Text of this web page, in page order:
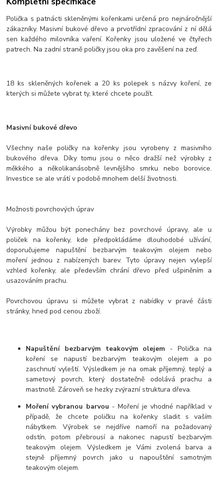
Polička s patnácti skleněnými kořenkami určená pro nejnáročnější
zákazníky. Masivní bukové dřevo a prvotřídní zpracování z ní dělá
sen každého milovníka vaření. Kořenky jsou uložené ve čtyřech
patrech. Na zadní straně poličky jsou oka pro zavěšení na zeď.
18 ks skleněných kořenek a 20 ks polepek s názvy koření, ze
kterých si můžete vybrat ty, které chcete použít.
Masivní bukové dřevo
Všechny naše poličky na kořenky jsou vyrobeny z masivního
bukového dřeva. Díky tomu jsou o něco dražší než výrobky z
měkkého a několikanásobně levnějšího smrku nebo borovice.
Investice se ale vrátí v podobě mnohem delší životnosti.
Možnosti povrchových úprav
Výrobky můžou být ponechány bez povrchové úpravy, ale u
poliček na kořenky, kde předpokládáme dlouhodobé užívání,
doporučujeme napuštění bezbarvým teakovým olejem nebo
moření jednou z nabízených barev. Tyto úpravy nejen vylepší
vzhled kořenky, ale především chrání dřevo před ušpiněním a
usazováním prachu.
Povrchovou úpravu si můžete vybrat z nabídky v pravé části
stránky, hned pod cenou zboží.
Napuštění bezbarvým teakovým olejem - Polička na
koření se napustí bezbarvým teakovým olejem a po
zaschnutí vyleští. Výsledkem je na omak příjemný, teplý a
sametový povrch, který dostatečně odolává prachu a
mastnotě. Zároveň se hezky zvýrazní struktura dřeva.
Moření vybranou barvou - Moření je vhodné například v
případě, že chcete poličku na kořenky sladit s vaším
nábytkem. Výrobek se nejdříve namoří na požadovaný
odstín, potom přebrousí a nakonec napustí bezbarvým
teakovým olejem. Výsledkem je Vámi zvolená barva a
stejně příjemný povrch jako u napouštění samotným
teakovým olejem.